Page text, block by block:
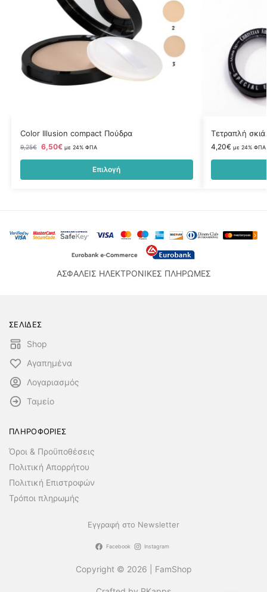
Color Illusion compact Πούδρα
9,25€ 6,50€ με 24% ΦΠΑ
Επιλογή
Τετραπλή
4,20€ με 24% ΦΠΑ
ΑΣΦΑΛΕΙΣ ΗΛΕΚΤΡΟΝΙΚΕΣ ΠΛΗΡΩΜΕΣ
ΣΕΛΙΔΕΣ
Shop
Αγαπημένα
Λογαριασμός
Ταμείο
ΠΛΗΡΟΦΟΡΙΕΣ
Όροι & Προϋποθέσεις
Πολιτική Απορρήτου
Πολιτική Επιστροφών
Τρόποι πληρωμής
Εγγραφή στο Newsletter
Facebook Instagram
Copyright © 2026 | FamShop